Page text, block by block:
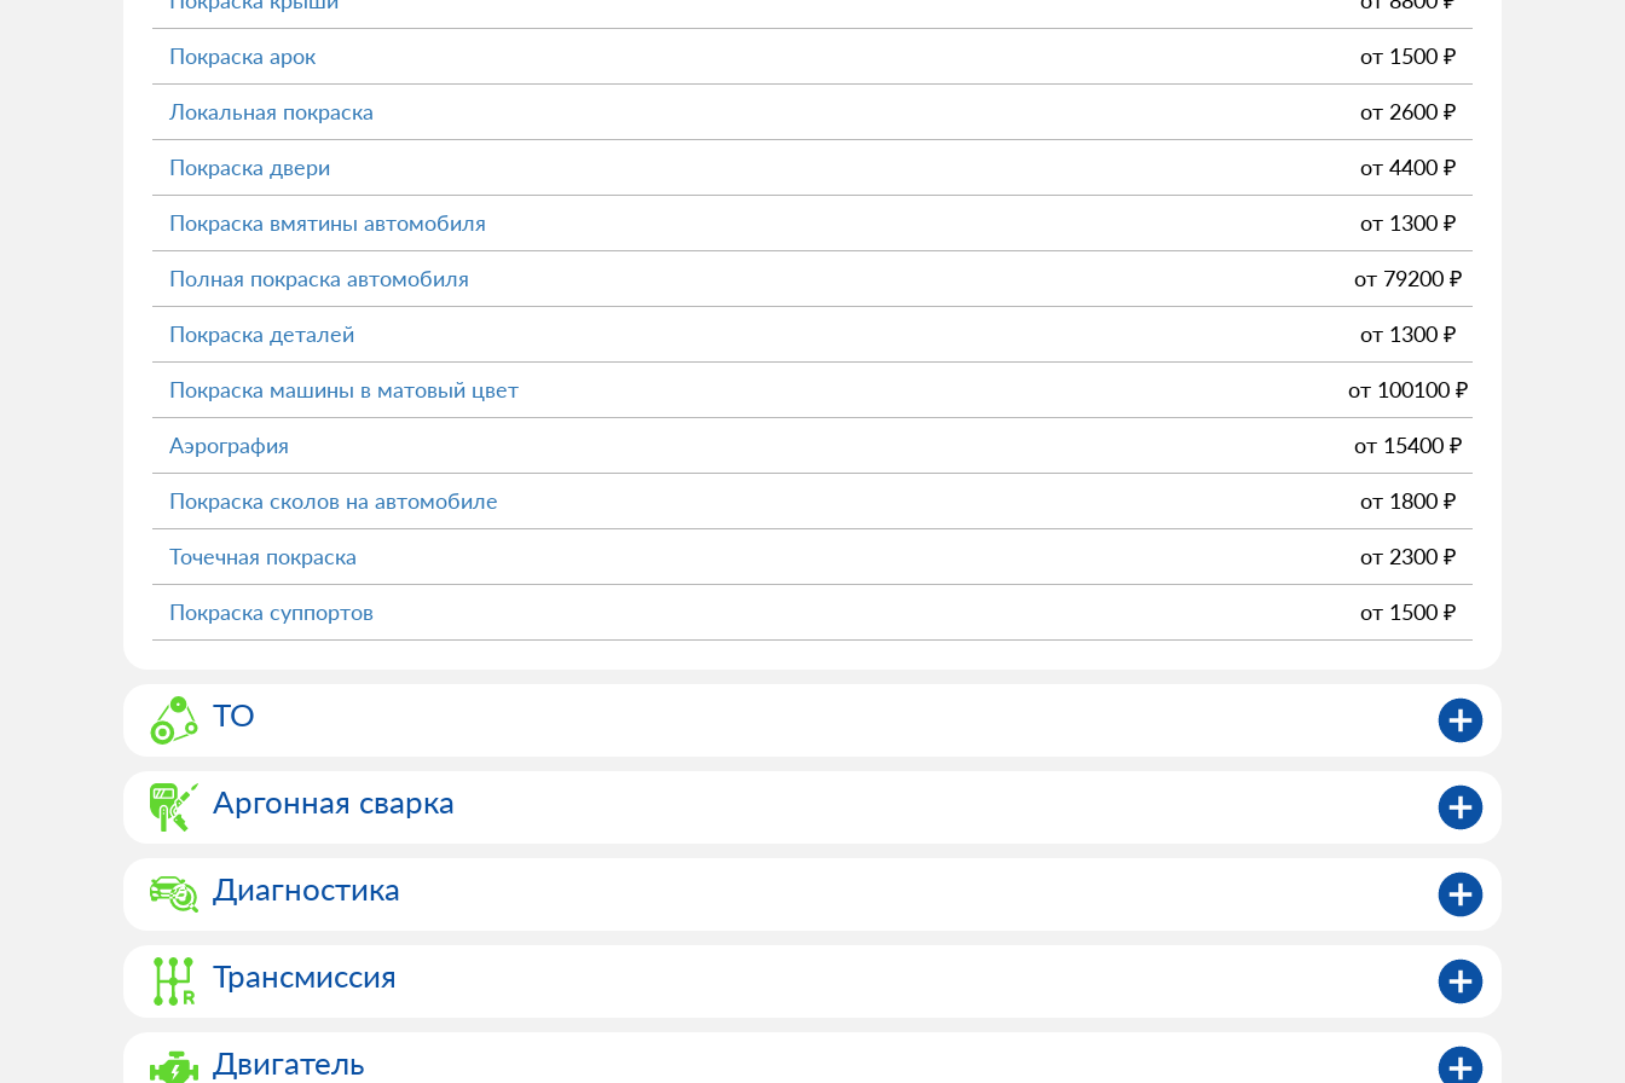
Покраска арок от 1500 ₽
Локальная покраска от 2600 ₽
Покраска двери от 4400 ₽
Покраска вмятины автомобиля от 1300 ₽
Полная покраска автомобиля от 79200 ₽
Покраска деталей от 1300 ₽
Покраска машины в матовый цвет от 100100 ₽
Аэрография от 15400 ₽
Покраска сколов на автомобиле от 1800 ₽
Точечная покраска от 2300 ₽
Покраска суппортов от 1500 ₽
ТО
Аргонная сварка
Диагностика
Трансмиссия
Двигатель